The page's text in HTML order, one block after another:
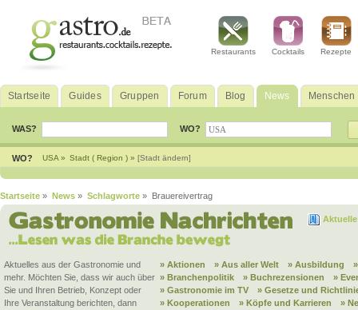
Restaurants Cocktails Rezepte
Startseite Guides Gruppen Forum Blog News Menschen
WAS? WO?
WO? USA » Stadt ( Region ) » [Stadt ändern]
Startseite » News » Schlagworte » Brauereivertrag
Aktuelles aus der Gastronomie und
mehr. Möchten Sie, dass wir auch über
Sie und Ihren Betrieb, Konzept oder
Ihre Veranstaltung berichten, dann
» Aktionen » Aus aller Welt » Ausbildung
» Branchenpolitik
» Buchrezensionen
»
» Gastronomie im TV
» Gesetze und
» Kooperationen
» Köpfe und Karrieren
»